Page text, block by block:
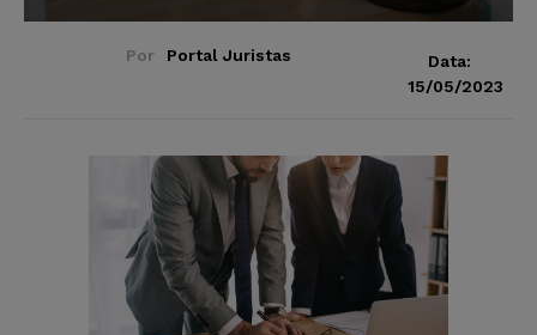
Por Portal Juristas
Data:
15/05/2023